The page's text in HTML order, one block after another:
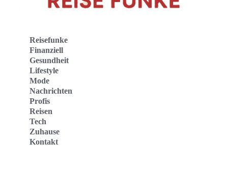
Reisefunke
Finanziell
Gesundheit
Lifestyle
Mode
Nachrichten
Profis
Reisen
Tech
Zuhause
Kontakt